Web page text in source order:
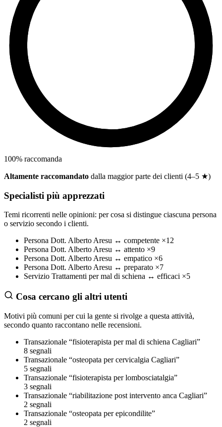
100% raccomanda
Altamente raccomandato dalla maggior parte dei clienti (4–5 ★)
Specialisti più apprezzati
Temi ricorrenti nelle opinioni: per cosa si distingue ciascuna persona
o servizio secondo i clienti.
Persona Dott. Alberto Aresu ↔ competente ×12
Persona Dott. Alberto Aresu ↔ attento ×9
Persona Dott. Alberto Aresu ↔ empatico ×6
Persona Dott. Alberto Aresu ↔ preparato ×7
Servizio Trattamenti per mal di schiena ↔ efficaci ×5
Cosa cercano gli altri utenti
Motivi più comuni per cui la gente si rivolge a questa attività,
secondo quanto raccontano nelle recensioni.
Transazionale “fisioterapista per mal di schiena Cagliari”
8 segnali
Transazionale “osteopata per cervicalgia Cagliari”
5 segnali
Transazionale “fisioterapista per lombosciatalgia”
3 segnali
Transazionale “riabilitazione post intervento anca Cagliari”
2 segnali
Transazionale “osteopata per epicondilite”
2 segnali